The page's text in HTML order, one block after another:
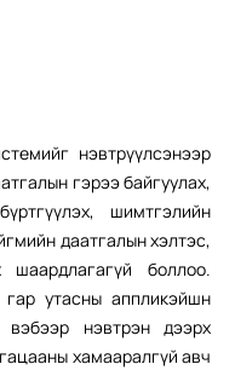
нэвтрүүлсэнээр
гэрээ байгуулах,
шимтгэлийн
даатгалын хэлтэс,
боллоо.
гар утасны аппликэйшн
вэбээр нэвтрэн дээрх
хамааралгүй авч